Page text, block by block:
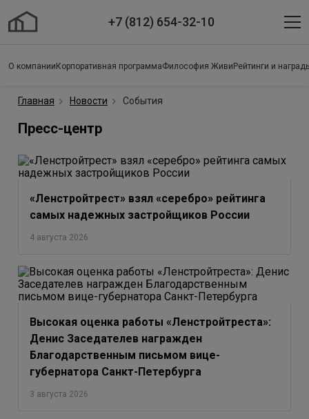
+7 (812) 654-32-10
О компании Корпоративная программаФилософия Живи Рейтинги и
Главная Новости События
Пресс-центр
«Ленстройтрест» взял «серебро» рейтинга
самых надежных застройщиков России
4 августа 2026
Высокая оценка работы «Ленстройтреста»:
Денис Заседателев награжден
Благодарственным письмом вице-
губернатора Санкт-Петербурга
3 августа 2026